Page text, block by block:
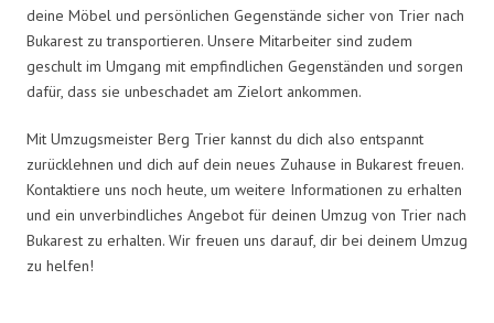
deine Möbel und persönlichen Gegenstände sicher von Trier nach
Bukarest zu transportieren. Unsere Mitarbeiter sind zudem
geschult im Umgang mit empfindlichen Gegenständen und sorgen
dafür, dass sie unbeschadet am Zielort ankommen.
Mit Umzugsmeister Berg Trier kannst du dich also entspannt
zurücklehnen und dich auf dein neues Zuhause in Bukarest freuen.
Kontaktiere uns noch heute, um weitere Informationen zu erhalten
und ein unverbindliches Angebot für deinen Umzug von Trier nach
Bukarest zu erhalten. Wir freuen uns darauf, dir bei deinem Umzug
zu helfen!